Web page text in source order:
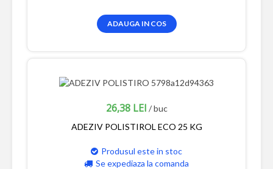
ADAUGA IN COS
26,38 LEI / buc
ADEZIV POLISTIROL ECO 25 KG
Produsul este in stoc
Se expediaza la comanda